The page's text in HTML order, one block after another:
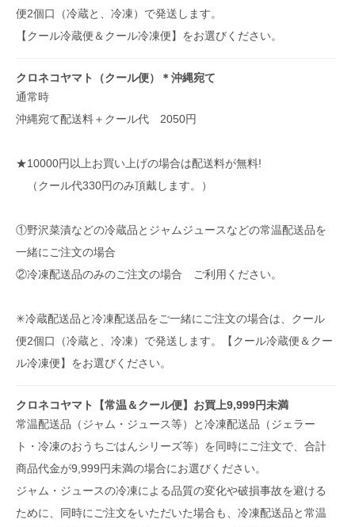
便2個口（冷蔵と、冷凍）で発送します。
【クール冷蔵便＆クール冷凍便】をお選びください。
クロネコヤマト（クール便）＊沖縄宛て
通常時
沖縄宛て配送料＋クール代 2050円
★10000円以上お買い上げの場合は配送料が無料!
（クール代330円のみ頂戴します。）
①野沢菜漬などの冷蔵品とジャムジュースなどの常温配送品を
一緒にご注文の場合
②冷凍配送品のみのご注文の場合 ご利用ください。
✳︎冷蔵配送品と冷凍配送品をご一緒にご注文の場合は、クール
便2個口（冷蔵と、冷凍）で発送します。【クール冷蔵便＆クー
ル冷凍便】をお選びください。
クロネコヤマト【常温＆クール便】お買上9,999円未満
常温配送品（ジャム・ジュース等）と冷凍配送品（ジェラー
ト・冷凍のおうちごはんシリーズ等）を同時にご注文で、合計
商品代金が9,999円未満の場合にお選びください。
ジャム・ジュースの冷凍による品質の変化や破損事故を避ける
ために、同時にご注文をいただいた場合も、冷凍配送品と常温